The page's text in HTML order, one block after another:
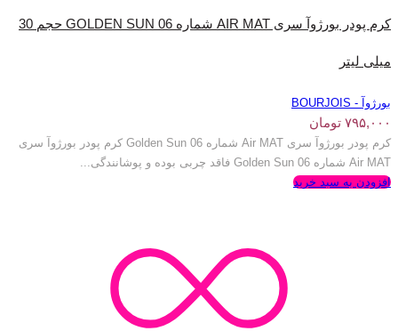
کرم پودر بورژ‌وآ سری AIR MAT شماره 06 GOLDEN SUN حجم 30
میلی لیتر
بورژوآ - BOURJOIS
۷۹۵,۰۰۰ تومان
کرم پودر بورژ‌وآ سری Air MAT شماره Golden Sun 06 کرم پودر بورژ‌وآ سری
Air MAT شماره Golden Sun 06 فاقد چربی بوده و پوشانندگی...
افزودن به سبد خرید